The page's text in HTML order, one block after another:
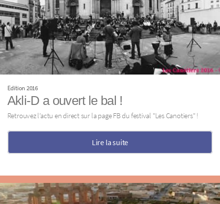
Edition 2016
Akli-D a ouvert le bal !
Retrouvez l’actu en direct sur la page FB du festival "Les Canotiers" !
Lire la suite